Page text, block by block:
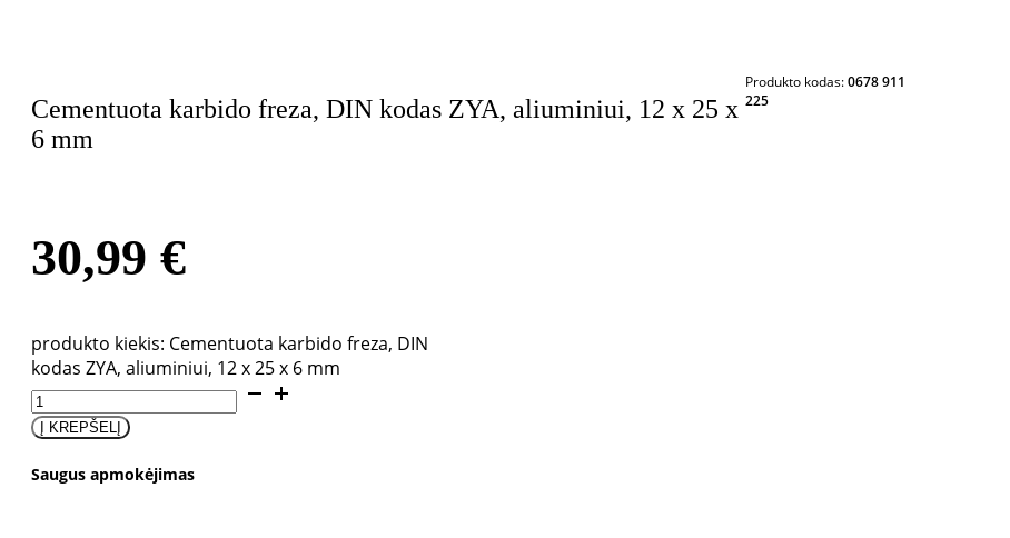
Cementuota karbido freza, DIN kodas ZYA, aliuminiui, 12 x 25 x
6 mm
Produkto kodas:0678 911
225
30,99 €
produkto kiekis: Cementuota karbido freza, DIN
kodas ZYA, aliuminiui, 12 x 25 x 6 mm
Į KREPŠELĮ
Saugus apmokėjimas